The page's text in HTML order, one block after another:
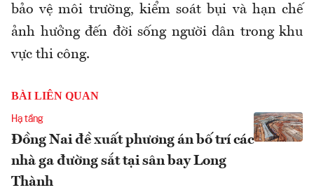
bảo vệ môi trường, kiểm soát bụi và hạn chế
ảnh hưởng đến đời sống người dân trong khu
vực thi công.
BÀI LIÊN QUAN
Hạ tầng
Đồng Nai đề xuất phương án bố trí các
nhà ga đường sắt tại sân bay Long
Thành